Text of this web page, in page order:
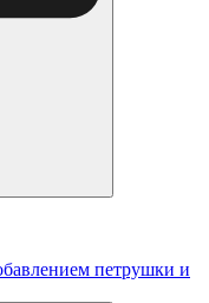
петрушки и